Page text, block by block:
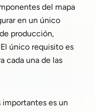
del mapa
en un único
producción,
único requisito es
cada una de las
importantes es un